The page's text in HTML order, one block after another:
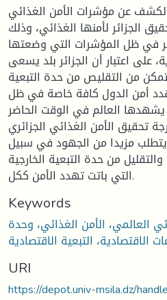
عن مؤشرات الأمن الغذائي
الجزائر لأمنها الغذائي، وذلك
في ظل المؤشرات التي وضعتها
على اعتبار أن الجزائر بلد يسعى
من التقليص من حدة التبعية
أمن الدول كافة خاصة في ظل
يشهدها العالم في الوقت الحاضر.
تحقيق الأمن الغذائي الجزائري
مزيدا من الجهود في سبيل
من حدة التبعية الخارجية
التي باتت تهدد الأمن ككل.
Keywords
العالمي، الأمن الغذائي، وحدة
URI
https://depot.univ-msila.dz/